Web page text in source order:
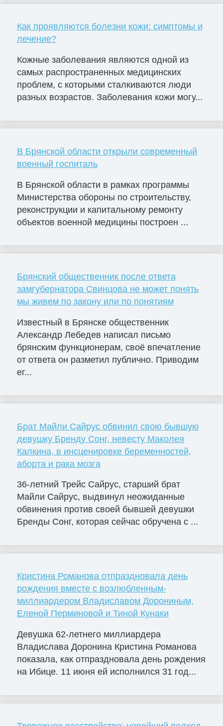
Как проявляются болезни кожи: симптомы и
лечение?
Кожные заболевания являются одной из
самых распространенных медицинских
проблем, с которыми сталкиваются люди
разных возрастов. Заболевания кожи могу...
В Брянской области открыли современный
военный госпиталь
В Брянской области в рамках программы
Министерства обороны по строительству,
реконструкции и капитальному ремонту
объектов военной медицины построен ...
Брянский общественник после ответа
замгубернатора Свинцова не может понять
мы живем по закону или по понятиям
Известный в Брянске общественник
Александр Лебедев написал письмо
брянским функционерам, своё впечатление
от ответа он разметил публично. Приводим
ег...
Брат Майли Сайрус обвинил свою бывшую
девушку Бренду Сонг, невесту Маколея
Калкина, в инсценировке беременностей,
аборта и рака мозга
36-летний Трейс Сайрус, старший брат
Майли Сайрус, выдвинул неожиданные
обвинения против своей бывшей девушки
Бренды Сонг, которая сейчас обручена с ...
Кристина Романова отпраздновала день
рождения вместе с возлюбленным-
миллиардером Владиславом Дорониным,
Еленой Перминовой и Тиной Кунаки
Девушка 62-летнего миллиардера
Владислава Доронина Кристина Романова
показала, как отпраздновала день рождения
на Ибице. 11 июня ей исполнился 31 год...